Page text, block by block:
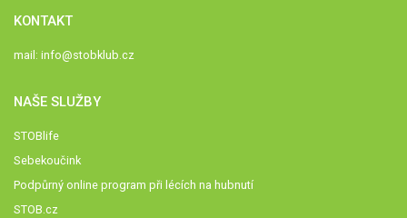
KONTAKT
mail: info@stobklub.cz
NAŠE SLUŽBY
STOBlife
Sebekoučink
Podpůrný online program při lécích na hubnutí
STOB.cz